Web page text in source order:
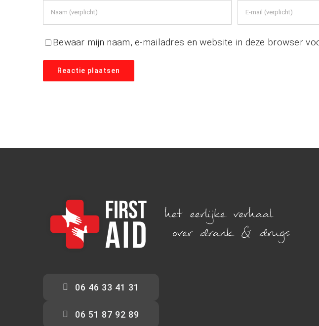
Bewaar mijn naam, e-mailadres en website in deze browser
06 46 33 41 31
06 51 87 92 89